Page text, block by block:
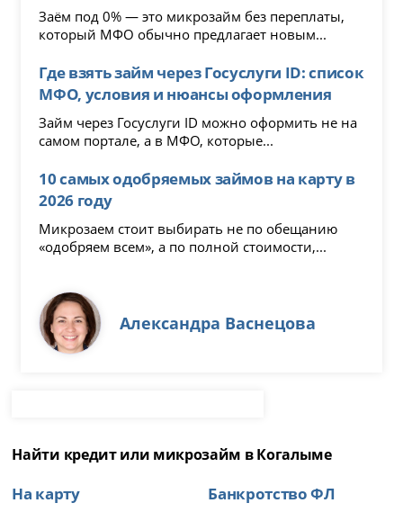
Заём под 0% — это микрозайм без переплаты,
который МФО обычно предлагает новым...
Где взять займ через Госуслуги ID: список
МФО, условия и нюансы оформления
Займ через Госуслуги ID можно оформить не на
самом портале, а в МФО, которые...
10 самых одобряемых займов на карту в
2026 году
Микрозаем стоит выбирать не по обещанию
«одобряем всем», а по полной стоимости,...
Александра Васнецова
Найти кредит или микрозайм в Когалыме
На карту
Банкротство ФЛ